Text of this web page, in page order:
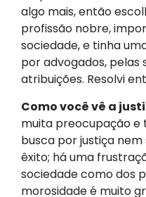
algo mais, então
profissão nobre,
sociedade, e tinha
por advogados, pelas
atribuições. Resolvi
Como você vê a
muita preocupação e
busca por justiça
êxito; há uma
sociedade como dos
morosidade é muito